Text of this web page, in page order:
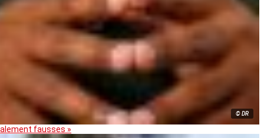
© DR
fausses »